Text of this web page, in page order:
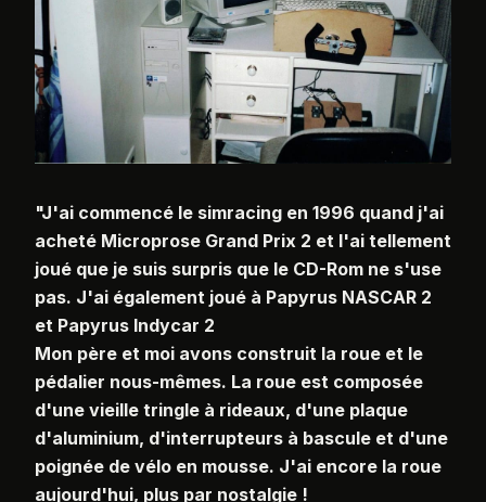
"J'ai commencé le simracing en 1996 quand j'ai
acheté Microprose Grand Prix 2 et l'ai tellement
joué que je suis surpris que le CD-Rom ne s'use
pas. J'ai également joué à Papyrus NASCAR 2
et Papyrus Indycar 2
Mon père et moi avons construit la roue et le
pédalier nous-mêmes. La roue est composée
d'une vieille tringle à rideaux, d'une plaque
d'aluminium, d'interrupteurs à bascule et d'une
poignée de vélo en mousse. J'ai encore la roue
aujourd'hui, plus par nostalgie !